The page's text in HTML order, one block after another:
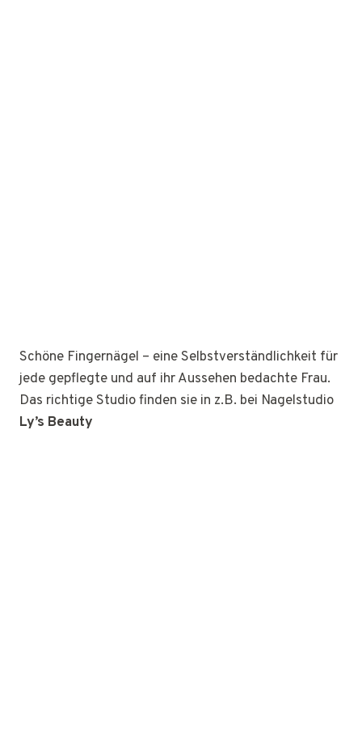
Schöne Fingernägel – eine Selbstverständlichkeit für
jede gepflegte und auf ihr Aussehen bedachte Frau.
Das richtige Studio finden sie in z.B. bei Nagelstudio
Ly’s Beauty